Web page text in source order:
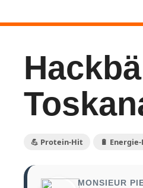
💪 Protein-Hit 🔋
MONSIEUR